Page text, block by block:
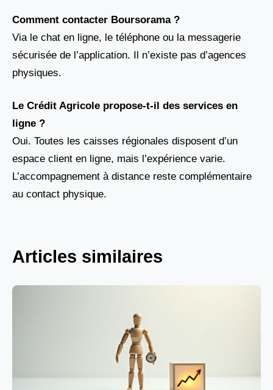
Comment contacter Boursorama ?
Via le chat en ligne, le téléphone ou la messagerie
sécurisée de l’application. Il n’existe pas d’agences
physiques.
Le Crédit Agricole propose-t-il des services en
ligne ?
Oui. Toutes les caisses régionales disposent d’un
espace client en ligne, mais l’expérience varie.
L’accompagnement à distance reste complémentaire
au contact physique.
Articles similaires